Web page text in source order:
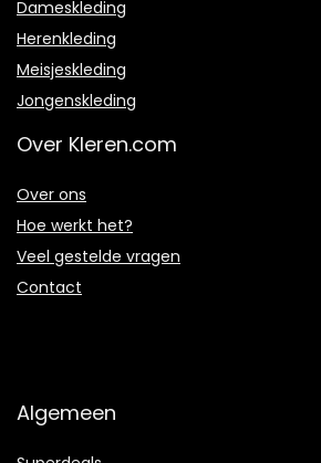
Dameskleding
Herenkleding
Meisjeskleding
Jongenskleding
Over Kleren.com
Over ons
Hoe werkt het?
Veel gestelde vragen
Contact
Algemeen